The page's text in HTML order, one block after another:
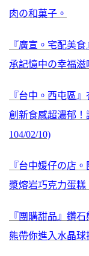
肉の和菓子。
『廣宣。宅配美
承記憶中の幸福滋
『台中。西屯區
創新食感超濃郁
104/02/10)
『台中媛仔の店
漿熔岩巧克力蛋
『團購甜品』鑽
熊帶你進入水晶